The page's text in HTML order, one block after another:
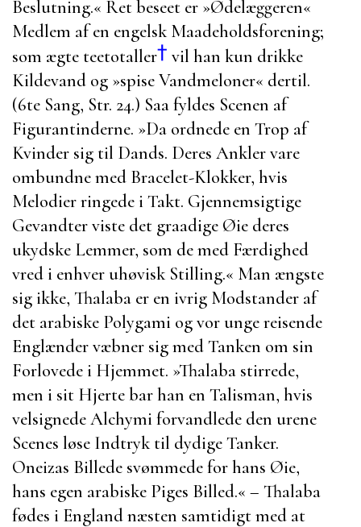
Beslutning.« Ret beseet er »Ødelæggeren«
Medlem af en engelsk Maadeholdsforening;
som ægte teetotaller† vil han kun drikke
Kildevand og »spise Vandmeloner« dertil.
(6te Sang, Str. 24.) Saa fyldes Scenen af
Figurantinderne. »Da ordnede en Trop af
Kvinder sig til Dands. Deres Ankler vare
ombundne med Bracelet-Klokker, hvis
Melodier ringede i Takt. Gjennemsigtige
Gevandter viste det graadige Øie deres
ukydske Lemmer, som de med Færdighed
vred i enhver uhøvisk Stilling.« Man ængste
sig ikke, Thalaba er en ivrig Modstander af
det arabiske Polygami og vor unge reisende
Englænder væbner sig med Tanken om sin
Forlovede i Hjemmet. »Thalaba stirrede,
men i sit Hjerte bar han en Talisman, hvis
velsignede Alchymi forvandlede den urene
Scenes løse Indtryk til dydige Tanker.
Oneizas Billede svømmede for hans Øie,
hans egen arabiske Piges Billed.« – Thalaba
fødes i England næsten samtidigt med at